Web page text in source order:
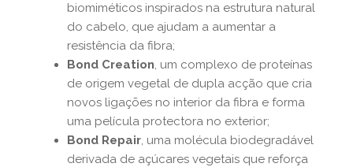
biomiméticos inspirados na estrutura natural
do cabelo, que ajudam a aumentar a
resistência da fibra;
Bond Creation, um complexo de proteínas
de origem vegetal de dupla acção que cria
novos ligações no interior da fibra e forma
uma película protectora no exterior;
Bond Repair, uma molécula biodegradável
derivada de açúcares vegetais que reforça